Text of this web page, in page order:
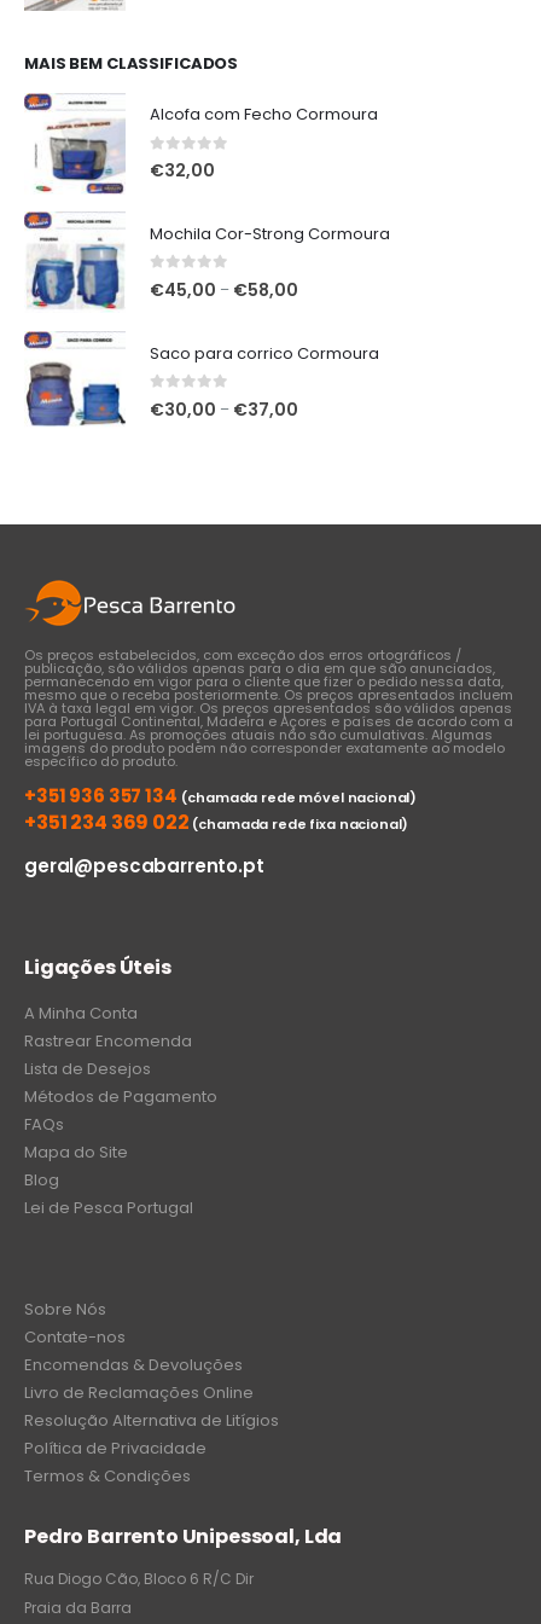
era:
MAIS BEM CLASSIFICADOS
Alcofa com Fecho Cormoura
0out of 5
€32,00
Mochila Cor-Strong Cormoura
0out of 5
€45,00 – €58,00
through
Saco para corrico Cormoura
0out of 5
€30,00 – €37,00
Os preços estabelecidos, com exceção dos erros ortográficos /
publicação, são válidos apenas para o dia em que são anunciados,
permanecendo em vigor para o cliente que fizer o pedido nessa data,
mesmo que o receba posteriormente. Os preços apresentados incluem
IVA à taxa legal em vigor. Os preços apresentados são válidos apenas
para Portugal Continental, Madeira e Açores e países de acordo com a
lei portuguesa. As promoções atuais não são cumulativas. Algumas
imagens do produto podem não corresponder exatamente ao modelo
específico do produto.
+351 936 357 134 (chamada rede móvel nacional)
+351 234 369 022 (chamada rede fixa nacional)
geral@pescabarrento.pt
Ligações Úteis
A Minha Conta
Rastrear Encomenda
Lista de Desejos
Métodos de Pagamento
FAQs
Mapa do Site
Blog
Lei de Pesca Portugal
Sobre Nós
Contate-nos
Encomendas & Devoluções
Livro de Reclamações Online
Resolução Alternativa de Litígios
Política de Privacidade
Termos & Condições
Pedro Barrento Unipessoal, Lda
Rua Diogo Cão, Bloco 6 R/C Dir
Praia da Barra